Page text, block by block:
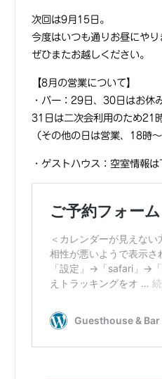
次回は9月15日。
今度はいつも通りお昼にやり
ぜひまたお越しください。
【8月の営業について】
・バー：29日、30日はお休み
31日は二次会利用のため21
（その他の日は営業、18時
・ゲストハウス：空室情報